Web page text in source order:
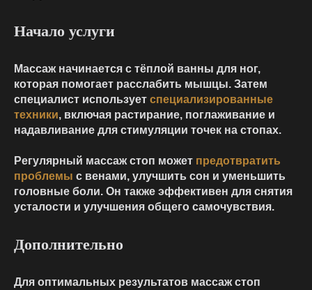
Начало услуги
Массаж начинается с тёплой ванны для ног,
которая помогает расслабить мышцы. Затем
специалист использует специализированные
техники, включая растирание, поглаживание и
надавливание для стимуляции точек на стопах.
Регулярный массаж стоп может предотвратить
проблемы с венами, улучшить сон и уменьшить
головные боли. Он также эффективен для снятия
усталости и улучшения общего самочувствия.
Дополнительно
Для оптимальных результатов массаж стоп